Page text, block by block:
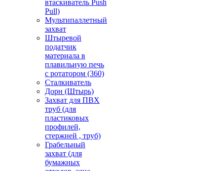
втаскиватель Push
Pull)
Мультипаллетный
захват
Штыревой
податчик
материала в
плавильную печь
с ротатором (360)
Сталкиватель
Дорн (Штырь)
Захват для ПВХ
труб (для
пластиковых
профилей,
стержней , труб)
Грабельный
захват (для
бумажных